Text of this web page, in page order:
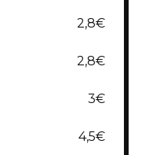
2,8€
2,8€
3€
4,5€